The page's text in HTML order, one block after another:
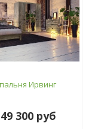
Ирвинг
300 руб